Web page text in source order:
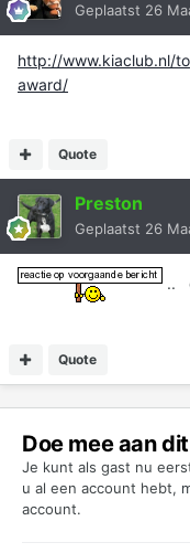
Geplaatst 26
http://www.kiaclub.nl/
award/
Quote
Preston
Geplaatst 26
..
Quote
Doe mee aan
Je kunt als gast nu
u al een account hebt,
account.